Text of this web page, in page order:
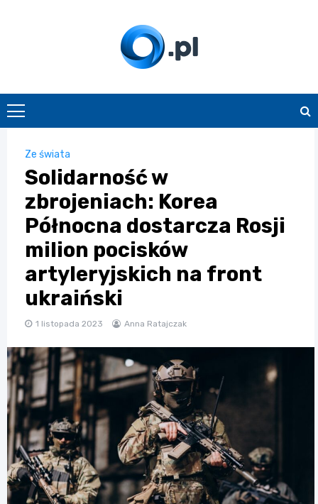
O.pl
Ze świata
Solidarność w
zbrojeniach: Korea
Północna dostarcza Rosji
milion pocisków
artyleryjskich na front
ukraiński
1 listopada 2023 Anna Ratajczak